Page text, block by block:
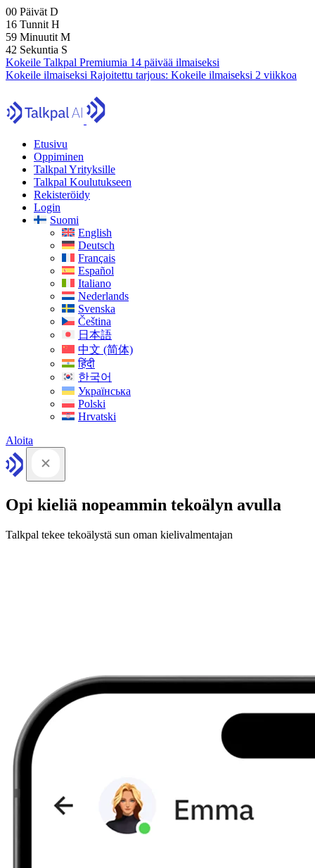
00 Päivät D
16 Tunnit H
59 Minuutit M
41 Sekuntia S
Kokeile Talkpal Premiumia 14 päivää ilmaiseksi
Kokeile ilmaiseksi Rajoitettu tarjous: Kokeile ilmaiseksi 2 viikkoa
Etusivu
Oppiminen
Talkpal Yrityksille
Talkpal Koulutukseen
Rekisteröidy
Login
Suomi
English
Deutsch
Français
Español
Italiano
Nederlands
Svenska
Čeština
日本語
中文 (简体)
हिंदी
한국어
Українська
Polski
Hrvatski
Aloita
Opi kieliä nopeammin tekoälyn avulla
Talkpal tekee tekoälystä sun oman kielivalmentajan